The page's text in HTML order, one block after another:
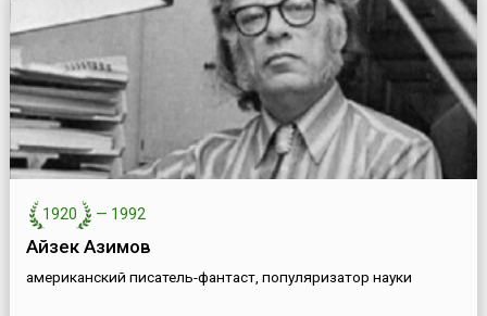
1920 — 1992
Айзек Азимов
американский писатель-фантаст, популяризатор науки